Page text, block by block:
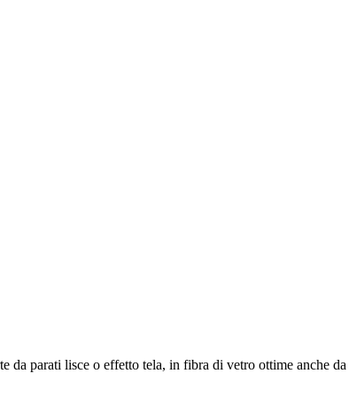
parati lisce o effetto tela, in fibra di vetro ottime anche